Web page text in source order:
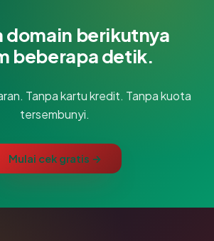
domain berikutnya
beberapa detik.
Tanpa kartu kredit. Tanpa kuota
tersembunyi.
Mulai cek gratis →